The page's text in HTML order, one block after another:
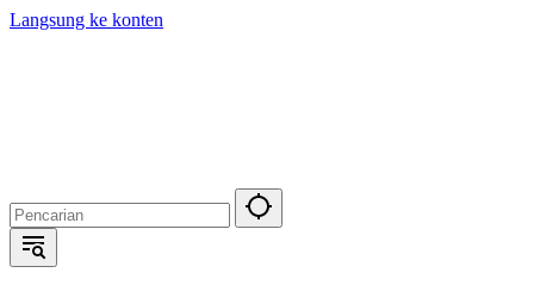
Langsung ke konten